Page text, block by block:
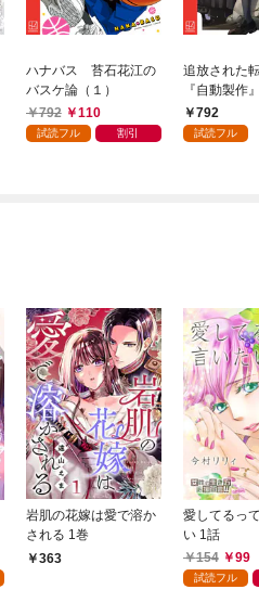
ハナバス 苔石花江の
バスケ論（１）
792
110
試読フル 割引
追放された
『自動製作
領地を爆速
強の村を作
792
試読フル
岩肌の花嫁は愛で溶か
される 1巻
363
愛してるっ
い 1話
154
99
試読フル